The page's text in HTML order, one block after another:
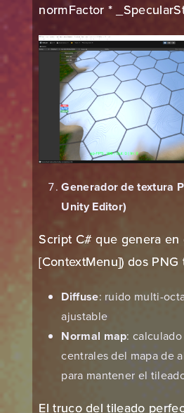
normFactor *
Generador de textura
Unity Editor)
Script C# que genera en
[ContextMenu]) dos PNG
Diffuse: ruido multi-
ajustable
Normal map:
centrales del mapa de
para mantener el
El truco del tileado